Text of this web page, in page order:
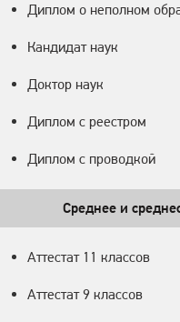
Диплом о неполном
Кандидат наук
Доктор наук
Диплом с реестром
Диплом с проводкой
Среднее и
Аттестат 11 классов
Аттестат 9 классов